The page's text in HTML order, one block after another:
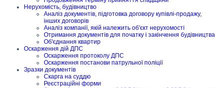
Нерухомість, будівництво
Аналіз документів, підготовка договору купівлі-продажу,
інших договорів
Аналіз компанії, якій належить об'єкт нерухомості
Отримання документів для початку і закінчення будівництва
Об'єднання квартир
Оскарження дій ДПС
Оскарження протоколу ДПС
Оскарження постанови патрульної поліції
Зразки документів
Скарга на суддю
Реєстраційні форми